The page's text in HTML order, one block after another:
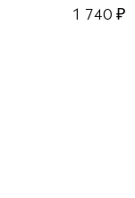
1 740 ₽